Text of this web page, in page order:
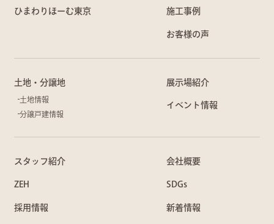
ひまわりほーむ東京 施工事例
お客様の声
土地・分譲地
土地情報
分譲戸建情報
展示場紹介
イベント情報
スタッフ紹介 会社概要
ZEH SDGs
採用情報 新着情報